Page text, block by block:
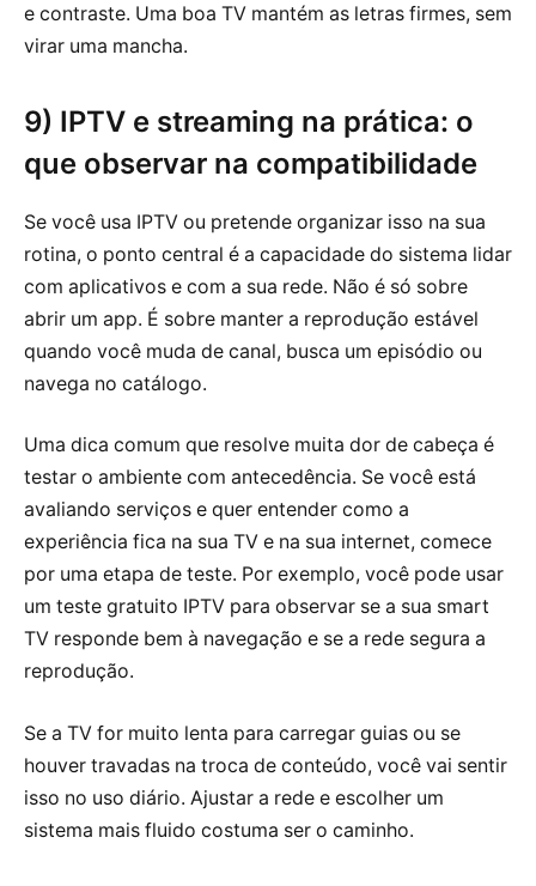
e contraste. Uma boa TV mantém as letras firmes, sem
virar uma mancha.
9) IPTV e streaming na prática: o
que observar na compatibilidade
Se você usa IPTV ou pretende organizar isso na sua
rotina, o ponto central é a capacidade do sistema lidar
com aplicativos e com a sua rede. Não é só sobre
abrir um app. É sobre manter a reprodução estável
quando você muda de canal, busca um episódio ou
navega no catálogo.
Uma dica comum que resolve muita dor de cabeça é
testar o ambiente com antecedência. Se você está
avaliando serviços e quer entender como a
experiência fica na sua TV e na sua internet, comece
por uma etapa de teste. Por exemplo, você pode usar
um teste gratuito IPTV para observar se a sua smart
TV responde bem à navegação e se a rede segura a
reprodução.
Se a TV for muito lenta para carregar guias ou se
houver travadas na troca de conteúdo, você vai sentir
isso no uso diário. Ajustar a rede e escolher um
sistema mais fluido costuma ser o caminho.